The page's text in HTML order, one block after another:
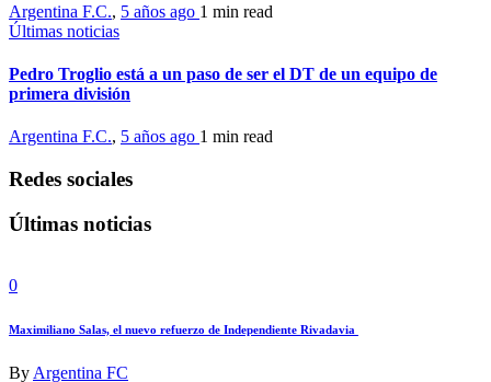
Argentina F.C., 5 años ago 1 min read
Últimas noticias
Pedro Troglio está a un paso de ser el DT de un equipo de
primera división
Argentina F.C., 5 años ago 1 min read
Redes sociales
Últimas noticias
0
Maximiliano Salas, el nuevo refuerzo de Independiente Rivadavia
By Argentina FC